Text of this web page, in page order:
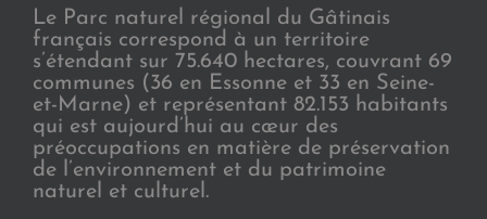
Le Parc naturel régional du Gâtinais
français correspond à un territoire
s’étendant sur 75.640 hectares, couvrant 69
communes (36 en Essonne et 33 en Seine-
et-Marne) et représentant 82.153 habitants
qui est aujourd’hui au cœur des
préoccupations en matière de préservation
de l’environnement et du patrimoine
naturel et culturel.